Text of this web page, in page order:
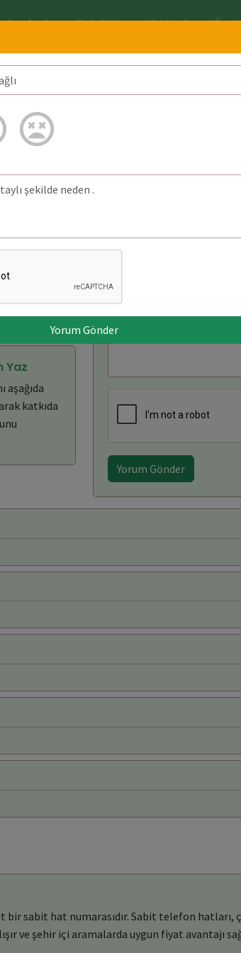
Ana Sayfa Makaleler Hakkında
Neden arar?
Yaz
aşağıda
katkıda
Yorum Gönder
bir sabit hat numarasıdır. Sabit telefon
ve şehir içi aramalarda uygun fiyat avantajı
Yorum Gönder